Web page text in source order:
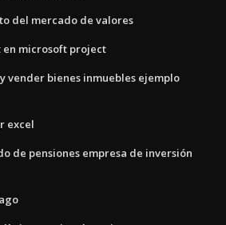
del mercado de valores
en microsoft project
vender bienes inmuebles ejemplo
excel
de pensiones empresa de inversión